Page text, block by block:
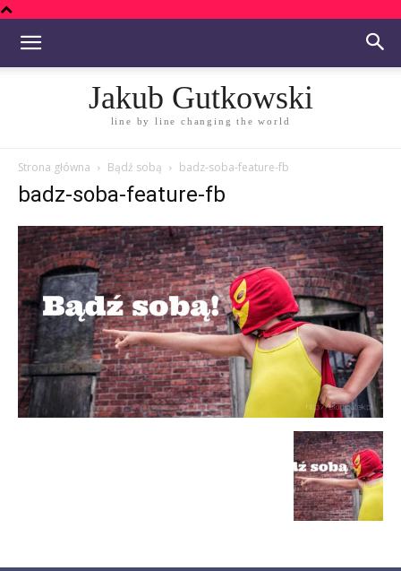
Jakub Gutkowski
line by line changing the world
Strona główna Bądź sobą badz-soba-feature-fb
badz-soba-feature-fb